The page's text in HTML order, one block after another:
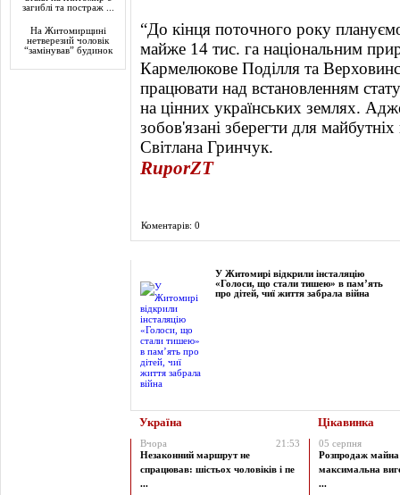
загиблі та постраж ...
На Житомирщині
нетверезий чоловік
“замінував” будинок
“До кінця поточного року
майже 14 тис. га національним
Кармелюкове Поділля та
працювати над встановленням
на цінних українських землях.
зобов'язані зберегти для
Світлана Гринчук.
RuporZT
Коментарів: 0
У Житомирі відкрили інсталяцію
«Голоси, що стали тишею» в пам’ять
про дітей, чиї життя забрала війна
Україна Цікавинка
Вчора
21:53
Незаконний маршрут не
спрацював: шістьох чоловіків і пе
...
05 серпня
Розпродаж майна
максимальна
...